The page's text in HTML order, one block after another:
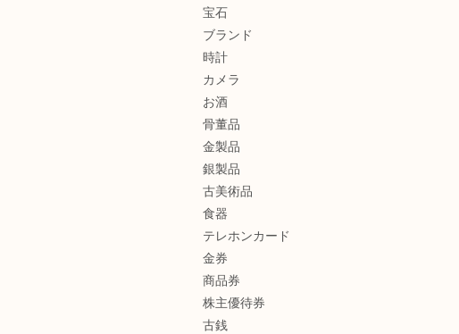
宝石
ブランド
時計
カメラ
お酒
骨董品
金製品
銀製品
古美術品
食器
テレホンカード
金券
商品券
株主優待券
古銭